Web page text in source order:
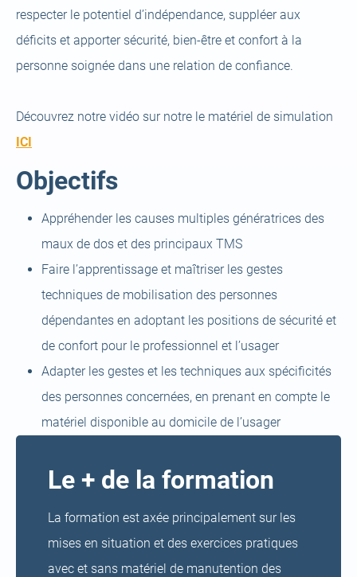
respecter le potentiel d’indépendance, suppléer aux
déficits et apporter sécurité, bien-être et confort à la
personne soignée dans une relation de confiance.
Découvrez notre vidéo sur notre le matériel de simulation
ICI
a
new
tab)
Objectifs
Appréhender les causes multiples génératrices des
maux de dos et des principaux TMS
Faire l’apprentissage et maîtriser les gestes
techniques de mobilisation des personnes
dépendantes en adoptant les positions de sécurité et
de confort pour le professionnel et l’usager
Adapter les gestes et les techniques aux spécificités
des personnes concernées, en prenant en compte le
matériel disponible au domicile de l’usager
Le + de la formation
La formation est axée principalement sur les
mises en situation et des exercices pratiques
avec et sans matériel de manutention des